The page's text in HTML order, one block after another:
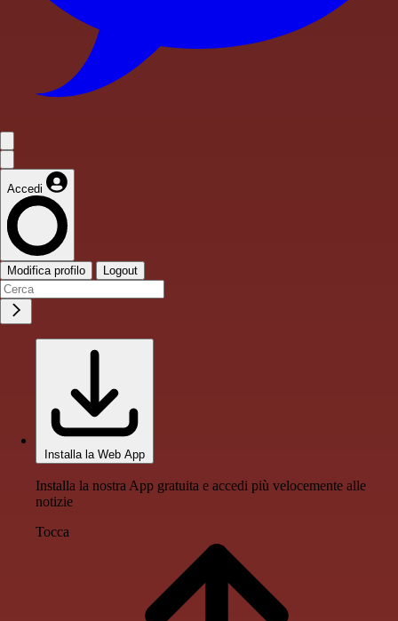
Accedi
Modifica profilo Logout
Installa la Web App
Installa la nostra App gratuita e accedi più velocemente alle
notizie
Tocca